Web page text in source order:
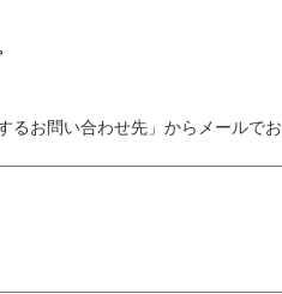
るお問い合わせ先」からメールでお